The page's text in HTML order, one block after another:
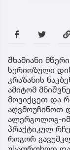
შხამიანი
სერიოზული
კრაზანის
ამიტომ
მოვიქცეთ და
აღვმოუჩინოთ
ალერგოლოგ-
პრაქტიკულ
როგორ